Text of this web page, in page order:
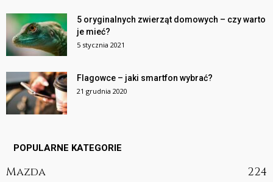
5 oryginalnych zwierząt domowych – czy warto
je mieć?
5 stycznia 2021
Flagowce – jaki smartfon wybrać?
21 grudnia 2020
POPULARNE KATEGORIE
Mazda
224